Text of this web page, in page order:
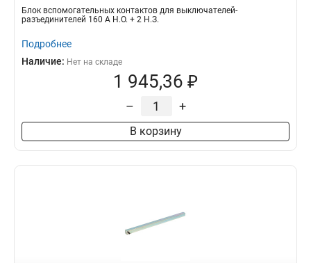
Блок вспомогательных контактов для выключателей-
разъединителей 160 А Н.О. + 2 Н.З.
Подробнее
Наличие: Нет на складе
1 945,36 ₽
– +
В корзину